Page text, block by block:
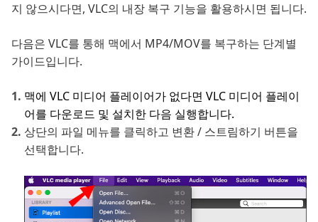
지 않으시다면, VLC의 내장 복구 기능을 활용하시면 됩니다.
다음은 VLC를 통해 맥에서 MP4/MOV를 복구하는 단계별
가이드입니다.
맥에 VLC 미디어 플레이어가 없다면 VLC 미디어 플레이
어를 다운로드 및 설치한 다음 실행합니다.
상단의 파일 메뉴를 클릭하고 변환 / 스트림하기 버튼을
선택합니다.